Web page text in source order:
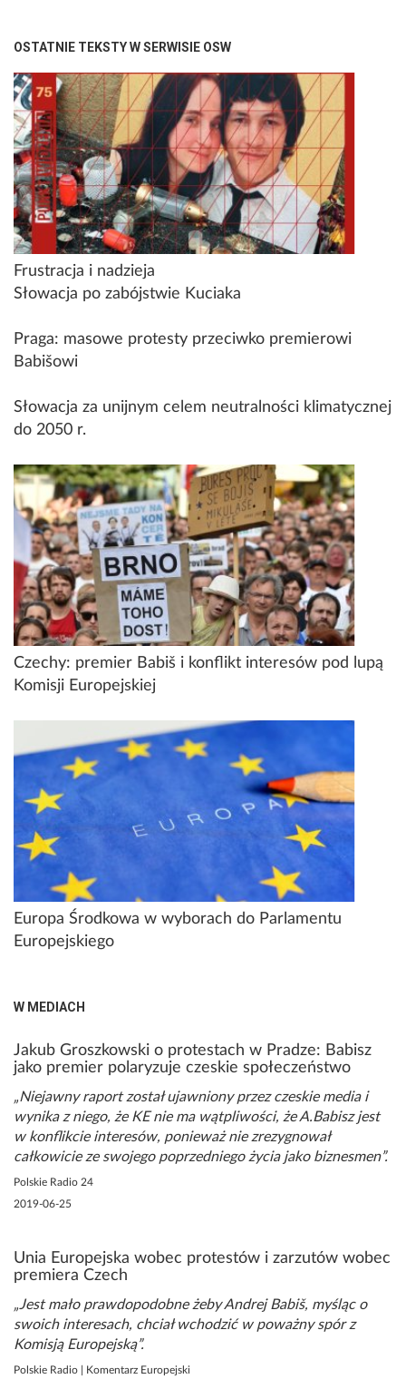
OSTATNIE TEKSTY W SERWISIE OSW
Frustracja i nadzieja
Słowacja po zabójstwie Kuciaka
Praga: masowe protesty przeciwko premierowi
Babišowi
Słowacja za unijnym celem neutralności klimatycznej
do 2050 r.
Czechy: premier Babiš i konflikt interesów pod lupą
Komisji Europejskiej
Europa Środkowa w wyborach do Parlamentu
Europejskiego
W MEDIACH
Jakub Groszkowski o protestach w Pradze: Babisz
jako premier polaryzuje czeskie społeczeństwo
Niejawny raport został ujawniony przez czeskie media i
wynika z niego, że KE nie ma wątpliwości, że A.Babisz jest
w konflikcie interesów, ponieważ nie zrezygnował
całkowicie ze swojego poprzedniego życia jako biznesmen
Polskie Radio 24
2019-06-25
Unia Europejska wobec protestów i zarzutów wobec
premiera Czech
Jest mało prawdopodobne żeby Andrej Babiš, myśląc o
swoich interesach, chciał wchodzić w poważny spór z
Komisją Europejską
Polskie Radio | Komentarz Europejski